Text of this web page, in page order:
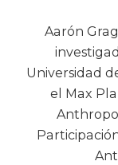
Aarón
Universidad
el Max